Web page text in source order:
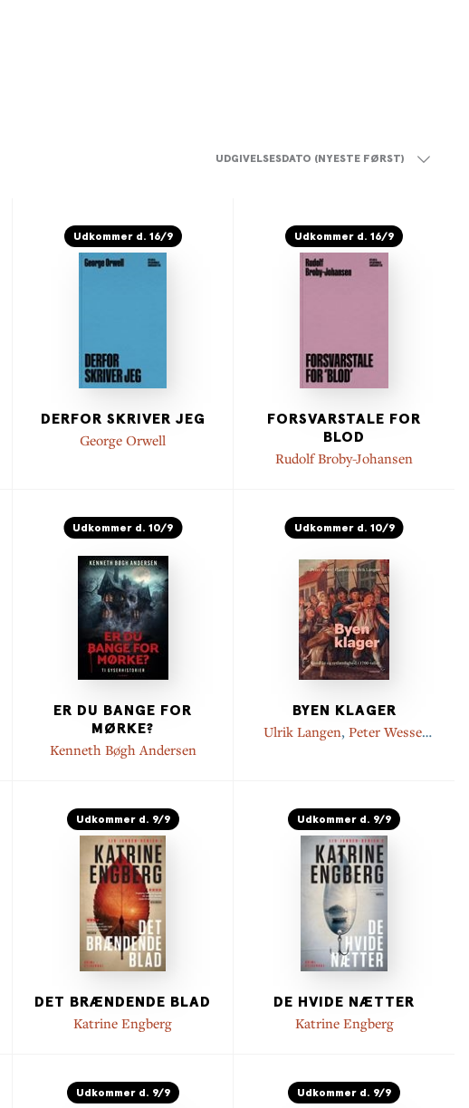
UDGIVELSESDATO (NYESTE FØRST)
Udkommer d. 16/9
DERFOR SKRIVER JEG
George Orwell
Udkommer d. 16/9
FORSVARSTALE FOR
BLOD
Rudolf Broby-Johansen
Udkommer d. 10/9
ER DU BANGE FOR
MØRKE?
Kenneth Bøgh Andersen
Udkommer d. 10/9
BYEN KLAGER
Ulrik Langen, Peter Wessel
Udkommer d. 9/9
DET BRÆNDENDE BLAD
Katrine Engberg
Udkommer d. 9/9
DE HVIDE NÆTTER
Katrine Engberg
Udkommer d. 9/9 Udkommer d. 9/9